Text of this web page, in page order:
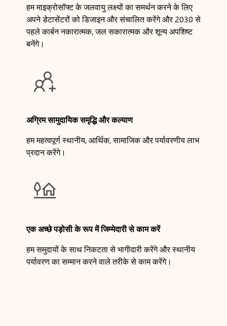
हम माइक्रोसॉफ्ट के जलवायु लक्ष्यों का समर्थन करने के लिए
अपने डेटासेंटरों को डिजाइन और संचालित करेंगे और 2030 से
पहले कार्बन नकारात्मक, जल सकारात्मक और शून्य अपशिष्ट
बनेंगे।

अग्रिम सामुदायिक समृद्धि और कल्याण
हम महत्वपूर्ण स्थानीय, आर्थिक, सामाजिक और पर्यावरणीय लाभ
प्रदान करेंगे।

एक अच्छे पड़ोसी के रूप में जिम्मेदारी से काम करें
हम समुदायों के साथ निकटता से भागीदारी करेंगे और स्थानीय
पर्यावरण का सम्मान करने वाले तरीके से काम करेंगे।